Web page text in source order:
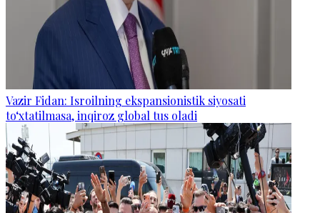
Vazir Fidan: Isroilning ekspansionistik siyosati
to‘xtatilmasa, inqiroz global tus oladi